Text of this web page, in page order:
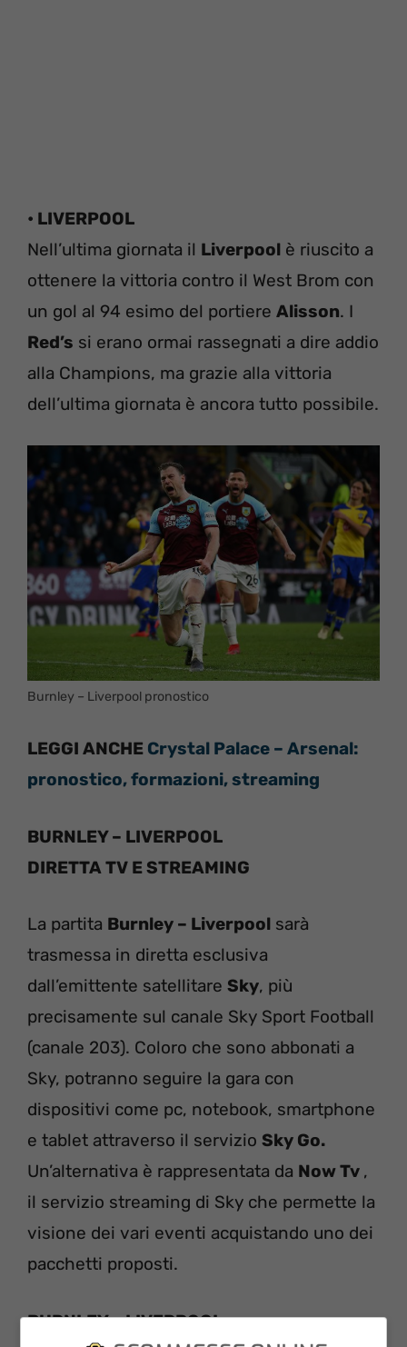
• LIVERPOOL
Nell’ultima giornata il Liverpool è riuscito a
ottenere la vittoria contro il West Brom con
un gol al 94 esimo del portiere Alisson. I
Red’s si erano ormai rassegnati a dire addio
alla Champions, ma grazie alla vittoria
dell’ultima giornata è ancora tutto possibile.
Burnley – Liverpool pronostico
LEGGI ANCHE Crystal Palace – Arsenal:
pronostico, formazioni, streaming
BURNLEY – LIVERPOOL
DIRETTA TV E STREAMING
La partita Burnley – Liverpool sarà
trasmessa in diretta esclusiva
dall’emittente satellitare Sky, più
precisamente sul canale Sky Sport Football
(canale 203). Coloro che sono abbonati a
Sky, potranno seguire la gara con
dispositivi come pc, notebook, smartphone
e tablet attraverso il servizio Sky Go.
Un’alternativa è rappresentata da Now Tv ,
il servizio streaming di Sky che permette la
visione dei vari eventi acquistando uno dei
pacchetti proposti.
BURNLEY – LIVERPOOL